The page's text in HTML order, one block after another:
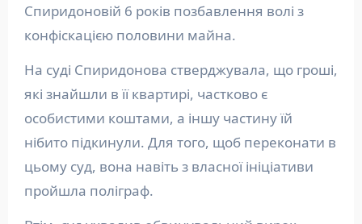
Спиридоновій 6 років позбавлення волі з
конфіскацією половини майна.
На суді Спиридонова стверджувала, що гроші,
які знайшли в її квартирі, частково є
особистими коштами, а іншу частину їй
нібито підкинули. Для того, щоб переконати в
цьому суд, вона навіть з власної ініціативи
пройшла поліграф.